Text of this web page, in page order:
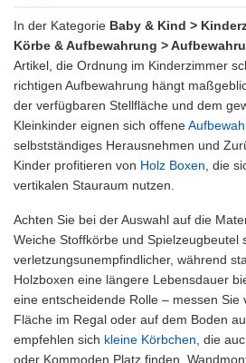
In der Kategorie Baby & Kind >
Körbe & Aufbewahrung >
Artikel, die Ordnung im Kinderzimmer
richtigen Aufbewahrung hängt
der verfügbaren Stellfläche und dem
Kleinkinder eignen sich offene
selbstständiges Herausnehmen und
Kinder profitieren von Holz Boxen, die
vertikalen Stauraum nutzen.
Achten Sie bei der Auswahl auf die
Weiche Stoffkörbe und Spielzeugbeutel
verletzungsunempfindlicher, während
Holzboxen eine längere Lebensdauer
eine entscheidende Rolle – messen Sie
Fläche im Regal oder auf dem Boden
empfehlen sich kleine Körbchen, die
oder Kommoden Platz finden.